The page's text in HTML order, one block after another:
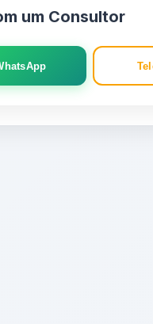
um Consultor